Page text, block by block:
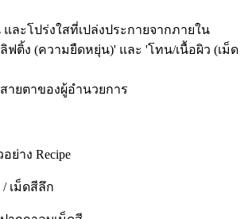
ละโปร่งใสที่เปล่งประกายจากภายใน
ฟติ้ง (ความยืดหยุ่น)' และ 'โทน/เนื้อผิว (เม็ด
ายตาของผู้อำนวยการ
อย่าง Recipe
เม็ดสีลึก